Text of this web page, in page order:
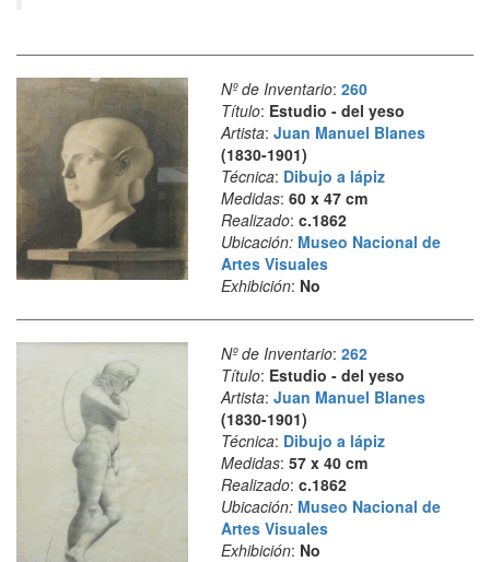
Nº de Inventario: 260
Título: Estudio - del yeso
Artista: Juan Manuel Blanes
(1830-1901)
Técnica: Dibujo a lápiz
Medidas: 60 x 47 cm
Realizado: c.1862
Ubicación: Museo Nacional de
Artes Visuales
Exhibición: No
Nº de Inventario: 262
Título: Estudio - del yeso
Artista: Juan Manuel Blanes
(1830-1901)
Técnica: Dibujo a lápiz
Medidas: 57 x 40 cm
Realizado: c.1862
Ubicación: Museo Nacional de
Artes Visuales
Exhibición: No